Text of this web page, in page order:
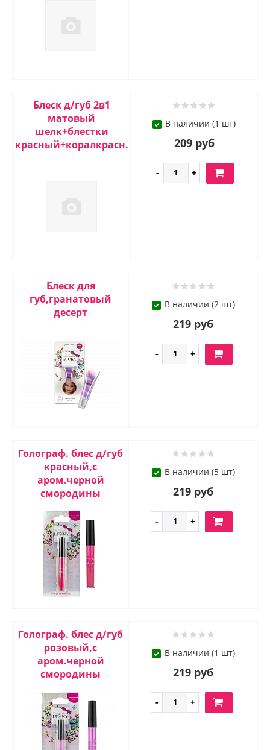
Блеск д/губ 2в1
матовый
шелк+блестки
красный+коралкрасн.
В наличии (1 шт)
209 руб
Блеск для
губ,гранатовый
десерт
В наличии (2 шт)
219 руб
Голограф. блес д/губ
красный,с
аром.черной
смородины
В наличии (5 шт)
219 руб
Голограф. блес д/губ
розовый,с
аром.черной
смородины
В наличии (1 шт)
219 руб